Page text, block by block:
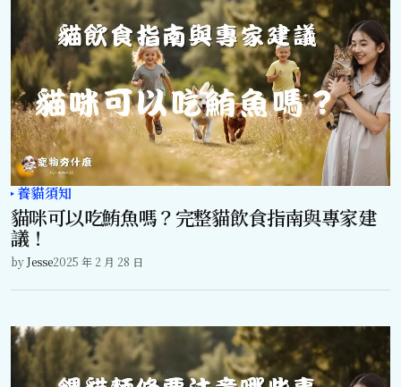
養貓須知
貓咪可以吃鮪魚嗎？完整貓飲食指南與專家建
議！
byJesse2025 年 2 月 28 日